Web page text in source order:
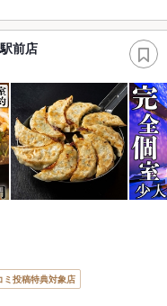
前店
ミ投稿特典対象店